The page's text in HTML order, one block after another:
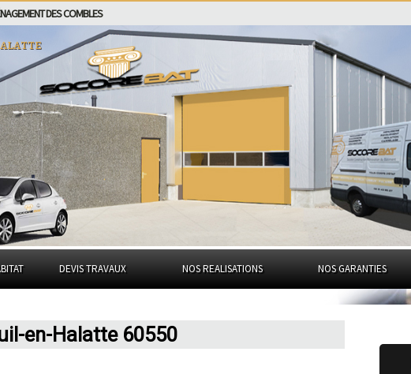
DES COMBLES
DEVIS TRAVAUX NOS REALISATIONS NOS GARANTIES
en-Halatte 60550